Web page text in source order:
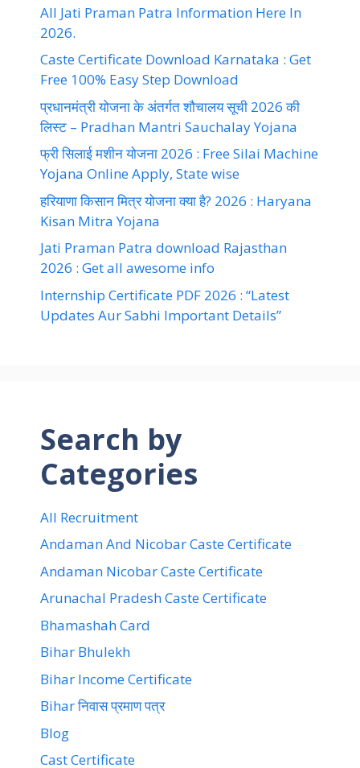
All Jati Praman Patra Information Here In
2026.
Caste Certificate Download Karnataka : Get
Free 100% Easy Step Download
प्रधानमंत्री योजना के अंतर्गत शौचालय सूची 2026 की
लिस्ट – Pradhan Mantri Sauchalay Yojana
फ्री सिलाई मशीन योजना 2026 : Free Silai Machine
Yojana Online Apply, State wise
हरियाणा किसान मित्र योजना क्या है? 2026 : Haryana
Kisan Mitra Yojana
Jati Praman Patra download Rajasthan
2026 : Get all awesome info
Internship Certificate PDF 2026 : “Latest
Updates Aur Sabhi Important Details”
Search by
Categories
All Recruitment
Andaman And Nicobar Caste Certificate
Andaman Nicobar Caste Certificate
Arunachal Pradesh Caste Certificate
Bhamashah Card
Bihar Bhulekh
Bihar Income Certificate
Bihar निवास प्रमाण पत्र
Blog
Cast Certificate